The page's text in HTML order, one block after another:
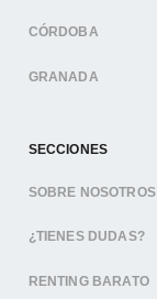
CÓRDOBA
GRANADA
SECCIONES
SOBRE NOSOTROS
¿TIENES DUDAS?
RENTING BARATO